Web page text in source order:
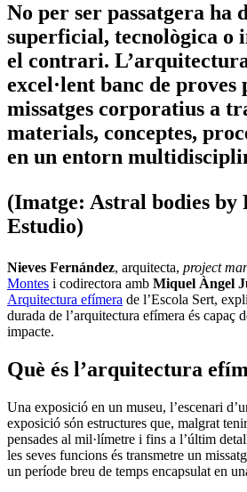
No per ser passatgera ha
superficial, tecnològica o
el contrari.
excel·lent banc de
missatges corporatius a
materials, conceptes,
en un entorn
(Imatge: Astral bodies by
Estudio)
Nieves Fernández, arquitecta, project
Montes i codirectora amb Miquel Àngel
Arquitectura efímera de l’Escola Sert,
durada de l’arquitectura efímera és capaç
impacte. ​
Què és l’arquitectura
Una exposició en un museu, l’escenari
exposició són estructures que, malgrat
pensades al mil·límetre i fins a l’últim
les seves funcions és transmetre un
un període breu de temps encapsulat en